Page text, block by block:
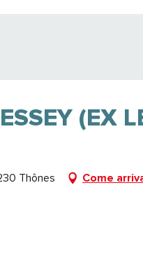
(EX
Thônes
Come